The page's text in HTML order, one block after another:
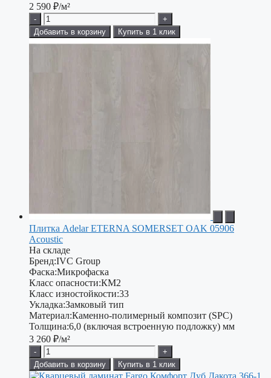
2 590 ₽/м²
-
+
Добавить в корзину
Купить в 1 клик
Плитка Adelar ETERNA SOMERSET OAK 05906
Acoustic
На складе
Бренд:IVC Group
Фаска:Микрофаска
Класс опасности:КМ2
Класс изностойкости:33
Укладка:Замковый тип
Материал:Каменно-полимерный композит (SPC)
Толщина:6,0 (включая встроенную подложку) мм
3 260 ₽/м²
-
+
Добавить в корзину
Купить в 1 клик